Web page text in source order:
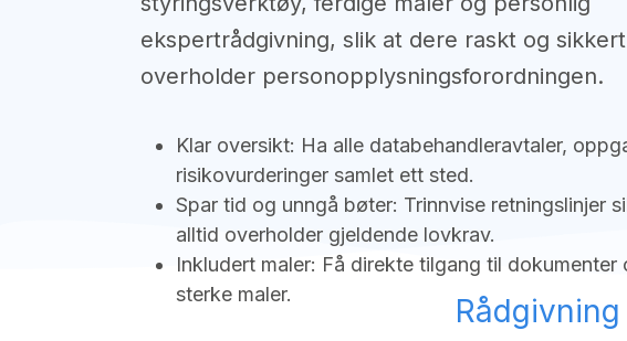
ekspertrådgivning, slik at dere raskt og sikkert
overholder personopplysningsforordningen.
Klar oversikt: Ha alle databehandleravtaler,
risikovurderinger samlet ett sted.
Spar tid og unngå bøter: Trinnvise retningslinjer
alltid overholder gjeldende lovkrav.
Inkludert maler: Få direkte tilgang til dokumenter
sterke maler.